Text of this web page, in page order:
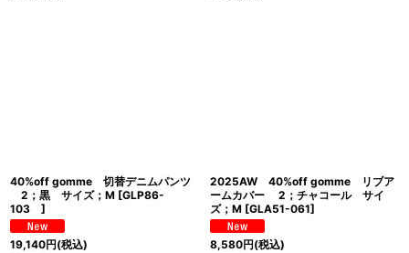
40%off gomme 切替デニムパンツ
2；黒 サイズ；M [GLP86-
103 ]
19,140円(税込)
2025AW 40%off gomme リブア
ームカバー 2；チャコール サイ
ズ；M [GLA51-061]
8,580円(税込)